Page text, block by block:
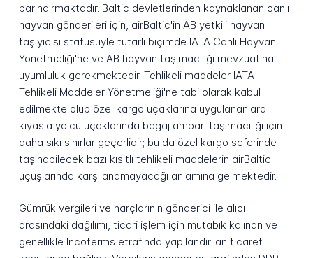
barındırmaktadır. Baltic devletlerinden kaynaklanan canlı
hayvan gönderileri için, airBaltic'in AB yetkili hayvan
taşıyıcısı statüsüyle tutarlı biçimde IATA Canlı Hayvan
Yönetmeliği'ne ve AB hayvan taşımacılığı mevzuatına
uyumluluk gerekmektedir. Tehlikeli maddeler IATA
Tehlikeli Maddeler Yönetmeliği'ne tabi olarak kabul
edilmekte olup özel kargo uçaklarına uygulananlara
kıyasla yolcu uçaklarında bagaj ambarı taşımacılığı için
daha sıkı sınırlar geçerlidir; bu da özel kargo seferinde
taşınabilecek bazı kısıtlı tehlikeli maddelerin airBaltic
uçuşlarında karşılanamayacağı anlamına gelmektedir.
Gümrük vergileri ve harçlarının gönderici ile alıcı
arasındaki dağılımı, ticari işlem için mutabık kalınan ve
genellikle Incoterms etrafında yapılandırılan ticaret